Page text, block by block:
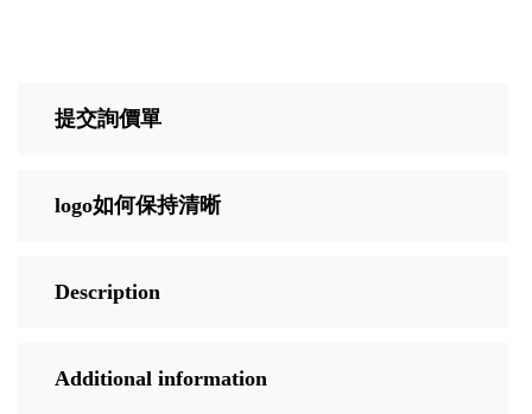
提交詢價單
logo如何保持清晰
Description
Additional information